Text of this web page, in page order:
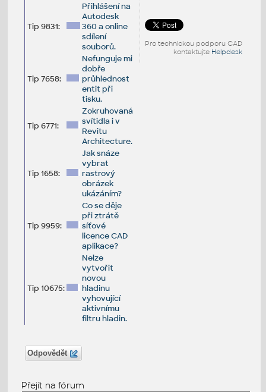
Pro technickou podporu CAD
kontaktujte Helpdesk
Tip 9831:
Přihlášení na
Autodesk
360 a online
sdílení
souborů.
Tip 7658:
Nefunguje mi
dobře
průhlednost
entit při
tisku.
Tip 6771:
Zokruhovaná
svítidla i v
Revitu
Architecture.
Tip 1658:
Jak snáze
vybrat
rastrový
obrázek
ukázáním?
Tip 9959:
Co se děje
při ztrátě
síťové
licence CAD
aplikace?
Tip 10675:
Nelze
vytvořit
novou
hladinu
vyhovující
aktivnímu
filtru hladin.
Odpovědět
Přejít na fórum